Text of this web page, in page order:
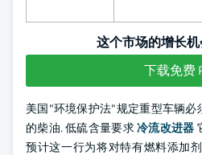
这个市场的增长
下载免费
美国"环境保护法"规定重型车辆必
的柴油. 低硫含量要求冷流改进器
预计这一行为将对特有燃料添加